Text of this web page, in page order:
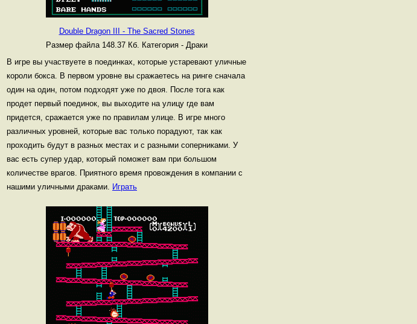
Double Dragon III - The Sacred Stones
Размер файла 148.37 Кб. Категория - Драки
В игре вы участвуете в поединках, которые устаревают уличные
короли бокса. В первом уровне вы сражаетесь на ринге сначала
один на один, потом подходят уже по двоя. После тога как
продет первый поединок, вы выходите на улицу где вам
придется, сражается уже по правилам улице. В игре много
различных уровней, которые вас только порадуют, так как
проходить будут в разных местах и с разными соперниками. У
вас есть супер удар, который поможет вам при большом
количестве врагов. Приятного время провождения в компании с
нашими уличными драками. Играть